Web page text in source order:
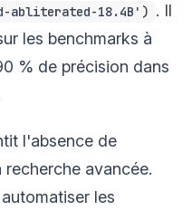
abliterated-18.4B') . Il
les benchmarks à
% de précision dans
l'absence de
avancée.
les